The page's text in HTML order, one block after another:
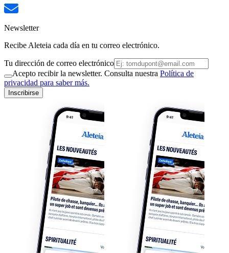
Newsletter
Recibe Aleteia cada día en tu correo electrónico.
Tu dirección de correo electrónico
Acepto recibir la newsletter. Consulta nuestra Política de
privacidad para saber más.
Inscribirse